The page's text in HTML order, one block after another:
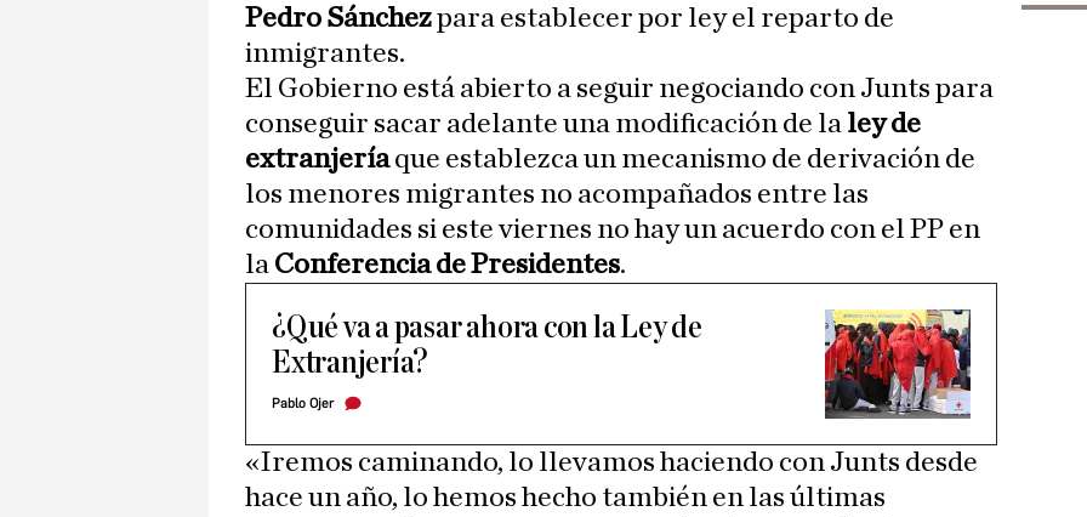
Pedro Sánchezpara establecer por ley el reparto de
inmigrantes.
El Gobierno está abierto a seguir negociando con Junts para
conseguir sacar adelante una modificación de la ley de
extranjeríaque establezca un mecanismo de derivación de
los menores migrantes no acompañados entre las
comunidades si este viernes no hay un acuerdo con el PP en
la Conferencia de Presidentes.
¿Qué va a pasar ahora con la Ley de
Extranjería?
Pablo Ojer
«Iremos caminando, lo llevamos haciendo con Junts desde
hace un año, lo hemos hecho también en las últimas